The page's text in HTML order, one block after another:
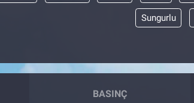
Sungurlu
BASINÇ